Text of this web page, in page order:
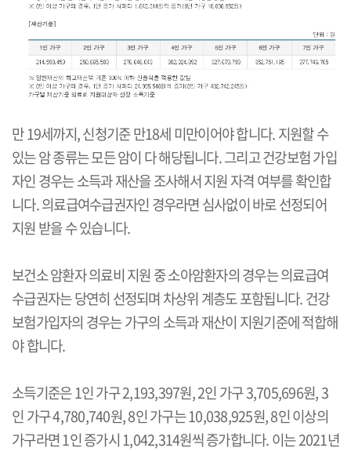
만 19세까지, 신청기준 만18세 미만이어야 합니다. 지원할 수
있는 암 종류는 모든 암이 다 해당됩니다. 그리고 건강보험 가입
자인 경우는 소득과 재산을 조사해서 지원 자격 여부를 확인합
니다. 의료급여수급권자인 경우라면 심사없이 바로 선정되어
지원 받을 수 있습니다.
보건소 암환자 의료비 지원 중 소아암환자의 경우는 의료급여
수급권자는 당연히 선정되며 차상위 계층도 포함됩니다. 건강
보험가입자의 경우는 가구의 소득과 재산이 지원기준에 적합해
야 합니다.
소득기준은 1인 가구 2,193,397원, 2인 가구 3,705,696원, 3
인 가구 4,780,740원, 8인 가구는 10,038,925원, 8인 이상의
가구라면 1인 증가시 1,042,314원씩 증가합니다. 이는 2021년